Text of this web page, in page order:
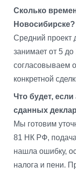
Сколько
Новосибирске?
Средний проект
занимает от 5
согласовываем
конкретной
Что будет,
сданных
Мы готовим
81 НК РФ,
нашла ошибку,
налога и пени.